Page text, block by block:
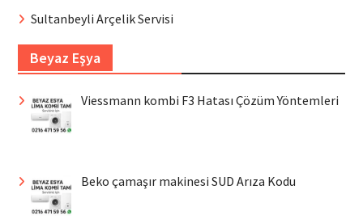
Sultanbeyli Arçelik Servisi
Beyaz Eşya
Viessmann kombi F3 Hatası Çözüm Yöntemleri
Beko çamaşır makinesi SUD Arıza Kodu